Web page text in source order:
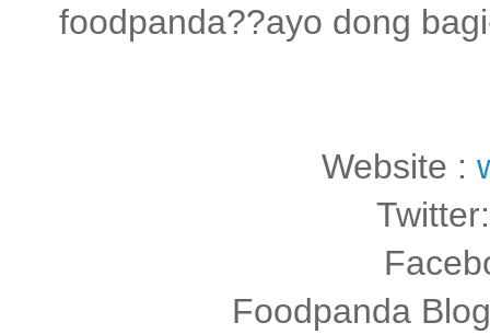
foodpanda??ayo dong
Website :
Foodpanda